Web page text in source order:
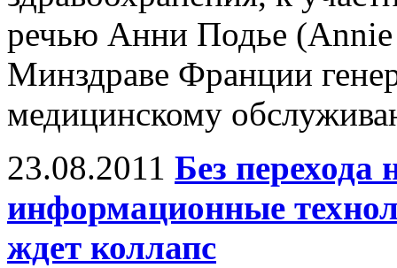
речью Анни Подье (Annie
Минздраве Франции
медицинскому
23.08.2011 Без перехода
информационные
ждет коллапс